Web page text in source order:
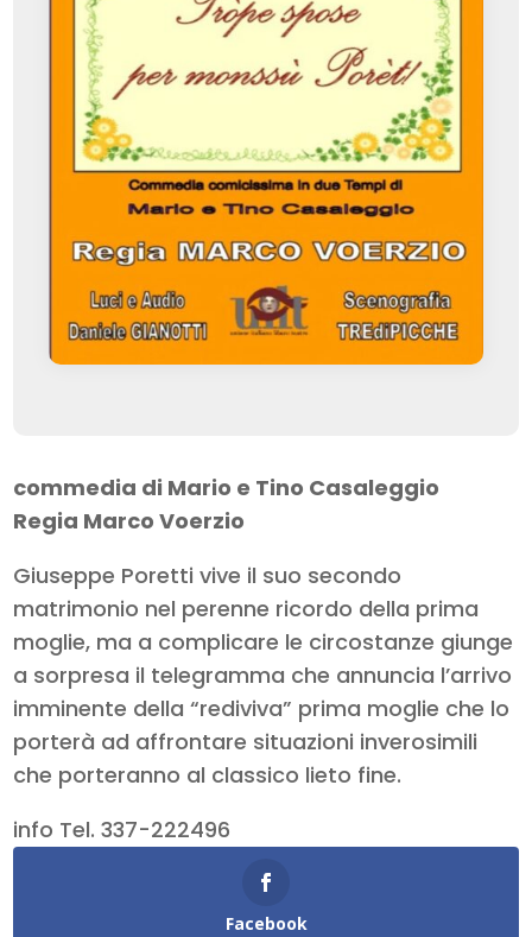
commedia di Mario e Tino Casaleggio
Regia Marco Voerzio
Giuseppe Poretti vive il suo secondo
matrimonio nel perenne ricordo della prima
moglie, ma a complicare le circostanze giunge
a sorpresa il telegramma che annuncia l’arrivo
imminente della “rediviva” prima moglie che lo
porterà ad affrontare situazioni inverosimili
che porteranno al classico lieto fine.
info Tel. 337-222496
Facebook